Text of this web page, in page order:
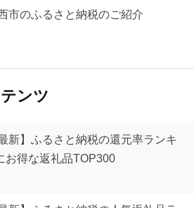
市のふるさと納税のご紹介
ンツ
新】ふるさと納税の還元率ランキ
お得な返礼品TOP300